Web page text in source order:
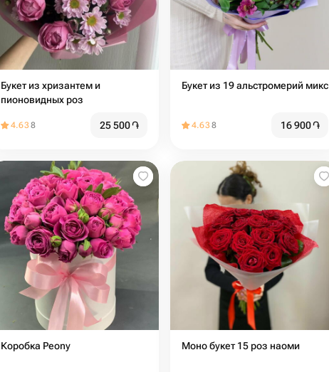
Букет из хризантем и
пионовидных роз
4.638 25 500֏
Букет из 19 альстромерий микс
4.638 16 900֏
Коробка Peony Моно букет 15 роз наоми